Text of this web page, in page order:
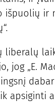
išpuolių ir
liberalų
jog „E.
apsiginti